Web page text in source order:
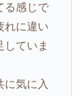
る感じで
れに違い
していま
に気に入